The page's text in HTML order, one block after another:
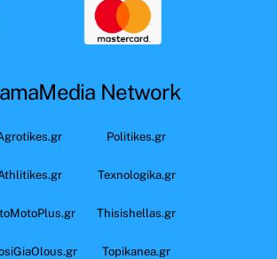
Network
Politikes.gr
Texnologika.gr
Thisishellas.gr
Topikanea.gr